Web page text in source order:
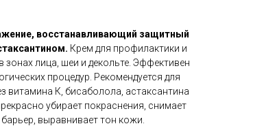
восстанавливающий защитный
Крем для профилактики и
зонах лица, шеи и декольте. Эффективен
процедур. Рекомендуется для
витамина К, бисаболола, астаксантина
убирает покраснения, снимает
выравнивает тон кожи.